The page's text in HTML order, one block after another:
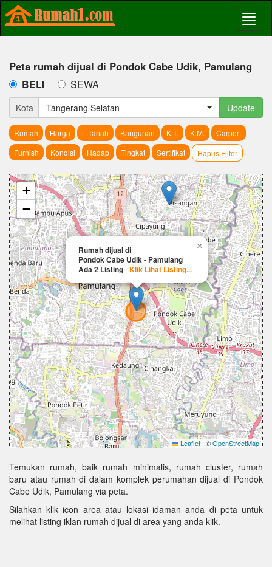
Peta rumah dijual di Pondok Cabe Udik, Pamulang
BELI SEWA
Kota Tangerang Selatan Update
Rumah Harga L.Tanah Bangunan K.T. K.M.
Carport
Furnish
Kondisi Hadap Tingkat Sertifikat Hapus Filter
Rumah dijual di
Pondok Cabe Udik - Pamulang
Ada 2 Listing-Klik Lihat Listing...
×
+
−
Leaflet | ©OpenStreetMap
Temukan rumah, baik rumah minimalis, rumah cluster, rumah
baru atau rumah di dalam komplek perumahan dijual di Pondok
Cabe Udik, Pamulang via peta.
Silahkan klik icon area atau lokasi idaman anda di peta untuk
melihat listing iklan rumah dijual di area yang anda klik.